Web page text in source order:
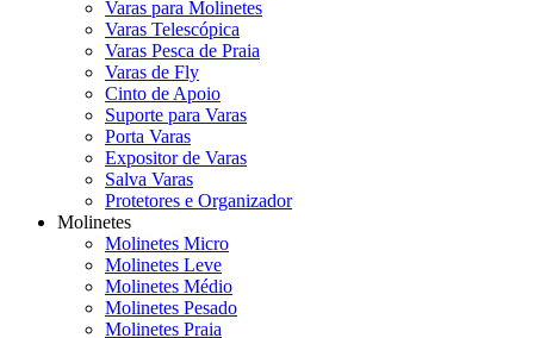
Varas para Molinetes
Varas Telescópica
Varas Pesca de Praia
Varas de Fly
Cinto de Apoio
Suporte para Varas
Porta Varas
Expositor de Varas
Salva Varas
Protetores e Organizador
Molinetes
Molinetes Micro
Molinetes Leve
Molinetes Médio
Molinetes Pesado
Molinetes Praia